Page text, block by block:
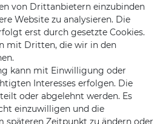
von Drittanbietern einzubinden
Website zu analysieren. Die
erst durch gesetzte Cookies.
mit Dritten, die wir in den
kann mit Einwilligung oder
Interesses erfolgen. Die
oder abgelehnt werden. Es
einzuwilligen und die
späteren Zeitpunkt zu ändern oder